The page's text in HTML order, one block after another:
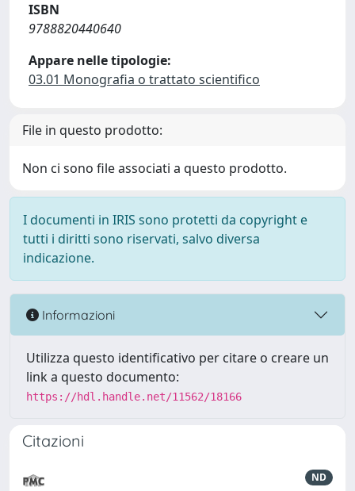
ISBN
9788820440640
Appare nelle tipologie:
03.01 Monografia o trattato scientifico
File in questo prodotto:
Non ci sono file associati a questo prodotto.
I documenti in IRIS sono protetti da copyright e
tutti i diritti sono riservati, salvo diversa
indicazione.
Informazioni
Utilizza questo identificativo per citare o creare un
link a questo documento:
https://hdl.handle.net/11562/18166
Citazioni
ND